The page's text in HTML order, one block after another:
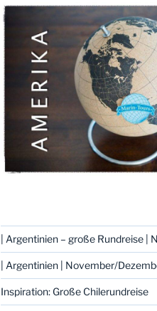
| Argentinien – große Rundreise |
| Argentinien | November/
Inspiration: Große Chilerundreise